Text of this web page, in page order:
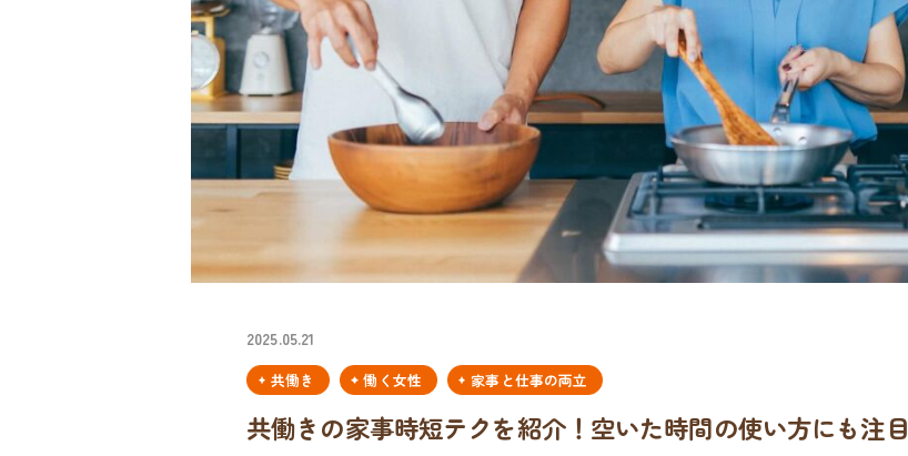
2025.05.21
共働き 働く女性 家事と仕事の両立
共働きの家事時短テクを紹介！空いた時間の使い方にも注目